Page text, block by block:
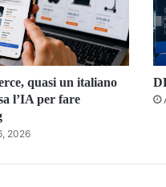
quasi un italiano
l’IA per fare
2026